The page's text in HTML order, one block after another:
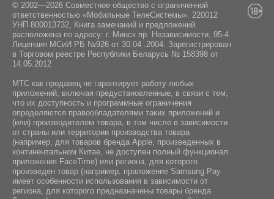
© 2002—2026 Совместное общество с ограниченной
ответственностью «Мобильные ТелеСистемы». 220012
УНП 800013732, Книга замечаний и предложений
расположена по адресу: г. Минск пр. Независимости, 95-4
Лицензия МСиИ РБ №926 от 30.04 .2004. Зарегистрирован
в Торговом реестре Республики Беларусь № 158398 от
14.05.2012
МТС как продавец не гарантирует работу любых
приложений, включая предустановленные, в связи с тем,
что их доступность и программные ограничения
определяются правообладателями таких приложений и
(или) производителем товара, в том числе в зависимости
от страны или территории производства товара
(например, для товаров бренда Apple, произведенных в
континентальном Китае, не доступен полный функционал
приложения FaceTime) или региона, для которого
произведен товар (например, приложение Samsung Pay
имеет особенности использования в зависимости от
региона, для которого предназначены товары бренда